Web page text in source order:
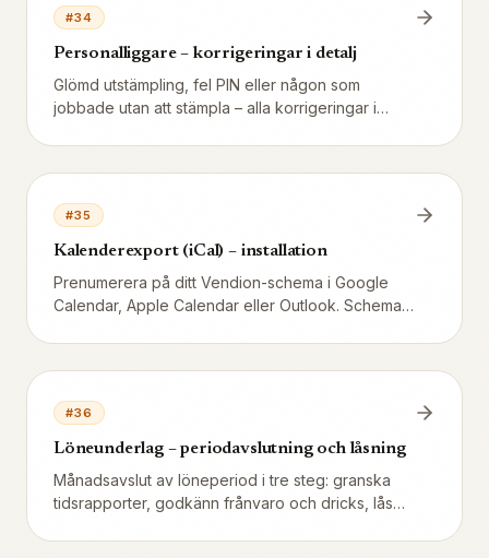
#34
Personalliggare – korrigeringar i detalj
Glömd utstämpling, fel PIN eller någon som
jobbade utan att stämpla – alla korrigeringar i
Detaljerad guide för chefer.
#35
Kalenderexport (iCal) – installation
Prenumerera på ditt Vendion-schema i Google
Calendar, Apple Calendar eller Outlook. Schemat
#36
Löneunderlag – periodavslutning och låsning
Månadsavslut av löneperiod i tre steg: granska
tidsrapporter, godkänn frånvaro och dricks, lås